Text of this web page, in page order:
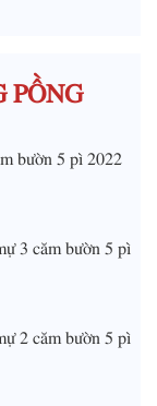
bườn 5 pì 2022
3 căm bườn 5 pì
2 căm bườn 5 pì